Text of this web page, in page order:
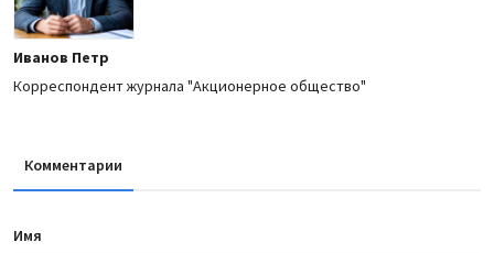
Иванов Петр
Корреспондент журнала "Акционерное общество"
Комментарии
Имя